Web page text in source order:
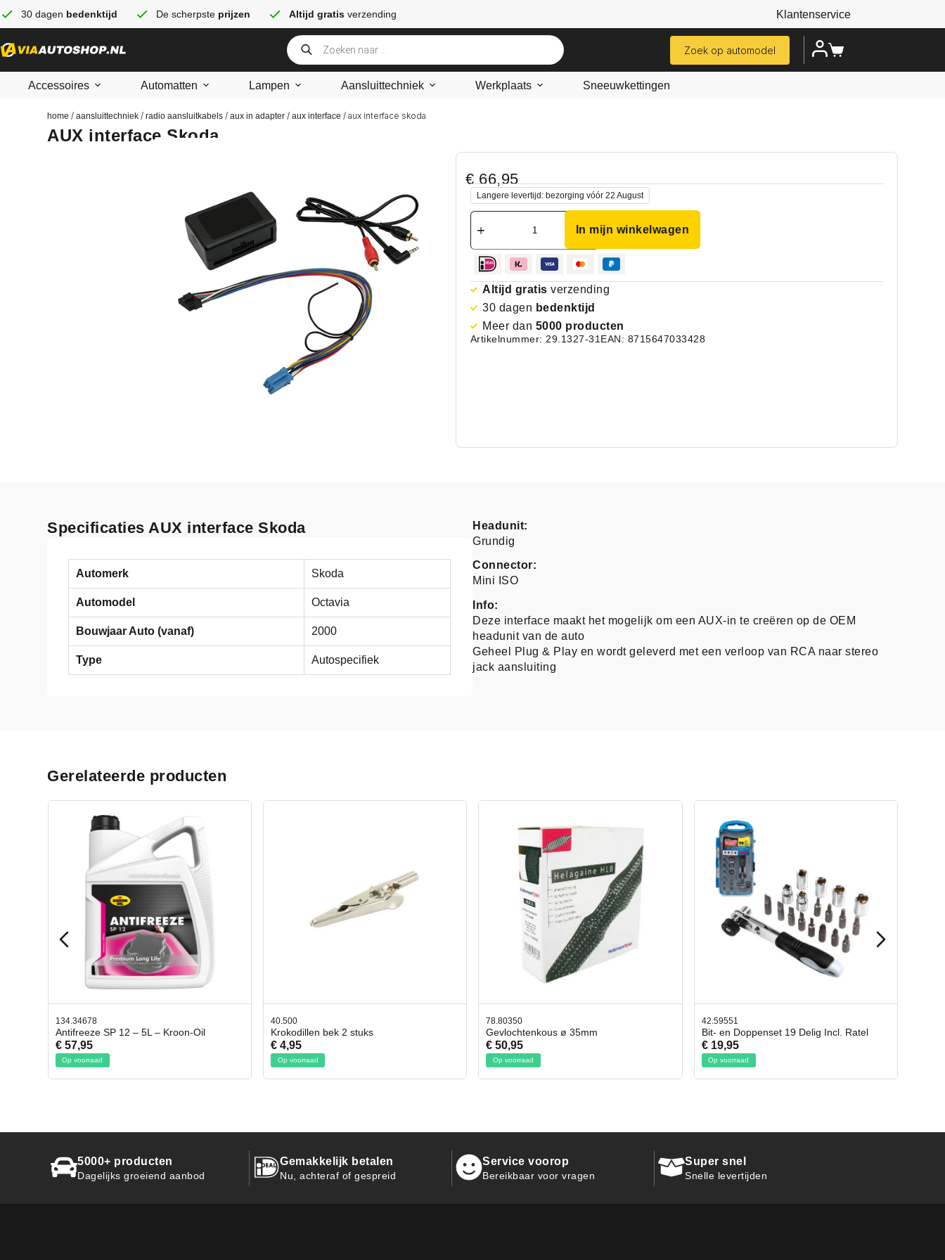
30 dagen bedenktijd De scherpste prijzen Altijd gratis verzending Klantenservice
Zoek op automodel
Accessoires Automatten Lampen Aansluittechniek Werkplaats Sneeuwkettingen
home /aansluittechniek /radio aansluitkabels /aux in adapter /aux interface / aux interface skoda
AUX interface Skoda
€66,95
Langere levertijd: bezorging vóór 22 August
In mijn winkelwagen
Altijd gratis verzending
30 dagen bedenktijd
Meer dan 5000 producten
Artikelnummer: 29.1327-31 EAN: 8715647033428
Specificaties AUX interface Skoda
Automerk Skoda
Automodel Octavia
Bouwjaar Auto (vanaf) 2000
Type Autospecifiek
Headunit:
Grundig
Connector:
Mini ISO
Info:
Deze interface maakt het mogelijk om een AUX-in te creëren op de OEM
headunit van de auto
Geheel Plug & Play en wordt geleverd met een verloop van RCA naar stereo
jack aansluiting
Gerelateerde producten
40.500
Krokodillen bek 2 stuks
€ 4,95
Op voorraad
78.80350
Gevlochtenkous ø 35mm
€ 50,95
Op voorraad
42.59551
Bit- en Doppenset 19 Delig Incl. Ratel
€ 19,95
Op voorraad
42.65998
Afbreekmes 2 stuks
€ 10,95
Op voorraad
5000+ producten
Dagelijks groeiend aanbod
Gemakkelijk betalen
Nu, achteraf of gespreid
Service voorop
Bereikbaar voor vragen
Super snel
Snelle levertijden